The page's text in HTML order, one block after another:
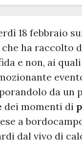
18 febbraio
ha raccolto
e non, ai
da un
dei momenti di
a
dal vivo di